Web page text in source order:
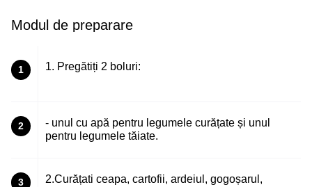
Modul de preparare
1 1. Pregătiți 2 boluri:
2
- unul cu apă pentru legumele curățate și unul
pentru legumele tăiate.
3
2.Curățati ceapa, cartofii, ardeiul, gogoșarul,